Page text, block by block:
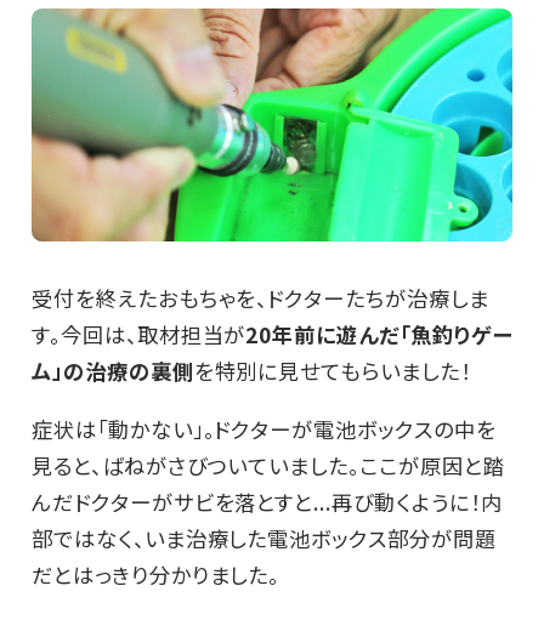
受付を終えたおもちゃを、ドクターたちが治療しま
す。今回は、取材担当が20年前に遊んだ「魚釣りゲー
ム」の治療の裏側を特別に見せてもらいました！
症状は「動かない」。ドクターが電池ボックスの中を
見ると、ばねがさびついていました。ここが原因と踏
んだドクターがサビを落とすと...再び動くように！内
部ではなく、いま治療した電池ボックス部分が問題
だとはっきり分かりました。